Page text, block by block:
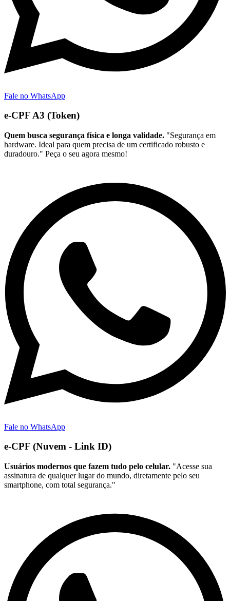
Fale no WhatsApp
e-CPF A3 (Token)
Quem busca segurança física e longa validade. "Segurança em
hardware. Ideal para quem precisa de um certificado robusto e
duradouro." Peça o seu agora mesmo!
Fale no WhatsApp
e-CPF (Nuvem - Link ID)
Usuários modernos que fazem tudo pelo celular. "Acesse sua
assinatura de qualquer lugar do mundo, diretamente pelo seu
smartphone, com total segurança."